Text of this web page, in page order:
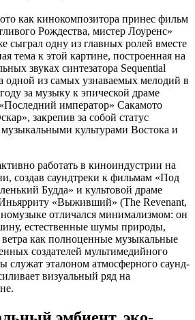
как кинокомпозитора принес фильм
Рождества, мистер Лоуренс»
сыграл одну из главных ролей вместе
тема к этой картине, построенная на
звуках синтезатора Sequential
одной из самых узнаваемых мелодий в
за музыку к эпической драме
император» Сакамото
закрепив за собой статус
культурами Востока и
работать в киноиндустрии на
создав саундтреки к фильмам «Под
Будда» и культовой драме
«Выживший» (The Revenant,
отличался минимализмом: он
естественные шумы природы,
как полноценные музыкальные
создателей мультимедийного
служат эталоном атмосферного саунд-
визуальный ряд на